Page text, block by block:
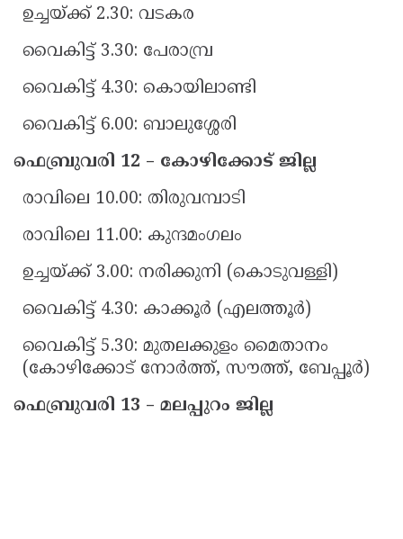
ഉച്ചയ്ക്ക് 2.30: വടകര
വൈകിട്ട് 3.30: പേരാമ്പ്ര
വൈകിട്ട് 4.30: കൊയിലാണ്ടി
വൈകിട്ട് 6.00: ബാലുശ്ശേരി
ഫെബ്രുവരി 12 – കോഴിക്കോട് ജില്ല
രാവിലെ 10.00: തിരുവമ്പാടി
രാവിലെ 11.00: കുന്ദമംഗലം
ഉച്ചയ്ക്ക് 3.00: നരിക്കുനി (കൊടുവള്ളി)
വൈകിട്ട് 4.30: കാക്കൂർ (എലത്തൂർ)
വൈകിട്ട് 5.30: മുതലക്കുളം മൈതാനം
(കോഴിക്കോട് നോർത്ത്, സൗത്ത്, ബേപ്പൂർ)
ഫെബ്രുവരി 13 – മലപ്പുറം ജില്ല